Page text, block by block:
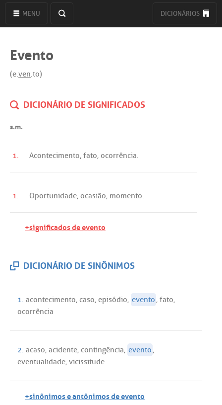
MENU DICIONÁRIOS
Evento
(e.ven.to)
DICIONÁRIO DE SIGNIFICADOS
s.m.
1. Acontecimento, fato, ocorrência.
1. Oportunidade, ocasião, momento.
+significados de evento
DICIONÁRIO DE SINÔNIMOS
1. acontecimento, caso, episódio, evento, fato,
ocorrência
2. acaso, acidente, contingência, evento,
eventualidade, vicissitude
+sinônimos e antônimos de evento